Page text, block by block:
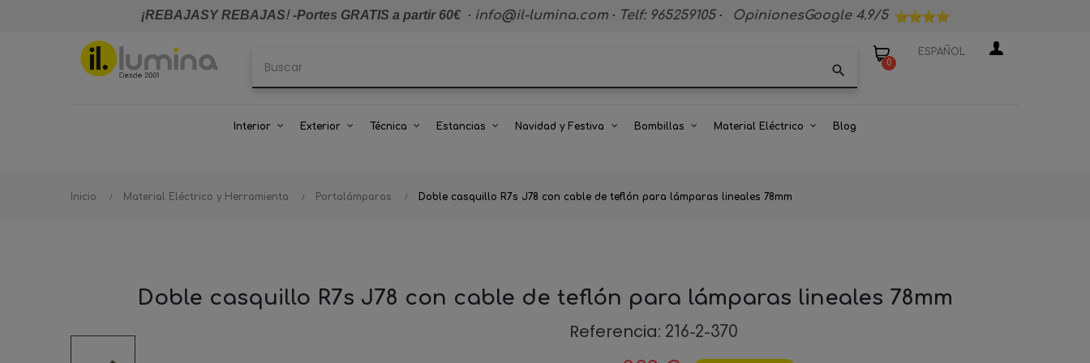
¡REBAJASY REBAJAS!-Portes GRATIS a partir 60€· info@il-lumina.com · Telf: 965259105 · OpinionesGoogle 4.9/5
search 0
ESPAÑOL
Interior Exterior Técnica Estancias Navidad y Festiva Bombillas Material Eléctrico Blog
Inicio Material Eléctrico y Herramienta Portalámparas Doble casquillo R7s J78 con cable de teflón para lámparas lineales 78mm
Doble casquillo R7s J78 con cable de teflón para lámparas lineales 78mm
Referencia: 216-2-370